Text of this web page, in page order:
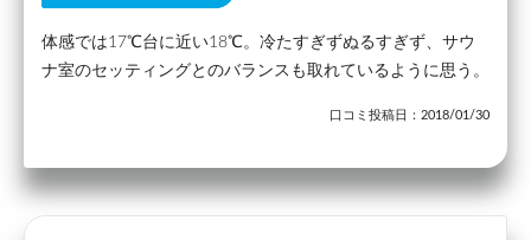
体感では17℃台に近い18℃。冷たすぎずぬるすぎず、サウ
ナ室のセッティングとのバランスも取れているように思う。
口コミ投稿日：2018/01/30